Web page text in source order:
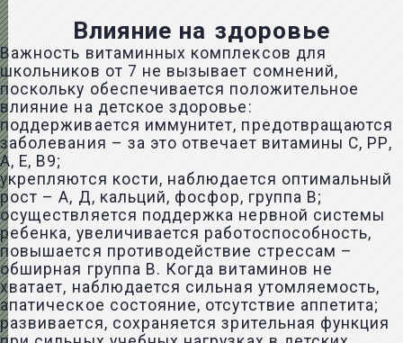
Влияние на здоровье
Важность витаминных комплексов для
школьников от 7 не вызывает сомнений,
поскольку обеспечивается положительное
влияние на детское здоровье:
поддерживается иммунитет, предотвращаются
заболевания – за это отвечает витамины C, РР,
A, E, В9;
укрепляются кости, наблюдается оптимальный
рост – А, Д, кальций, фосфор, группа B;
осуществляется поддержка нервной системы
ребенка, увеличивается работоспособность,
повышается противодействие стрессам –
обширная группа B. Когда витаминов не
хватает, наблюдается сильная утомляемость,
апатическое состояние, отсутствие аппетита;
развивается, сохраняется зрительная функция